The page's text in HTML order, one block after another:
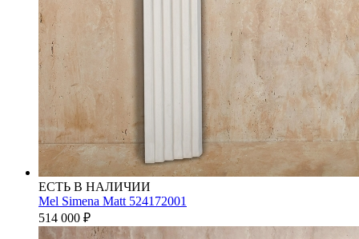
ЕСТЬ В НАЛИЧИИ
Mel Simena Matt 524172001
514 000 ₽